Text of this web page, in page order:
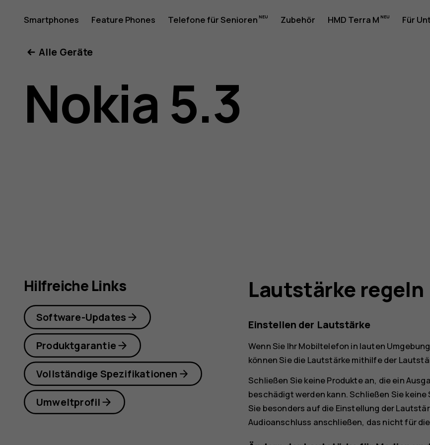
Nokia
5.3
Smartphones Feature Phones Telefone für Senioren Zubehör HMD Terra M Für
Alle Geräte
Nokia 5.3
Lautstärke regeln
Einstellen der Lautstärke
Wenn Sie Ihr Mobiltelefon in lauten
können Sie die Lautstärke mithilfe der
Schließen Sie keine Produkte an, die ein
beschädigt werden kann. Schließen Sie
Sie besonders auf die Einstellung der
Audioanschluss anschließen, das nicht für
Hilfreiche Links
Software-Updates
Produktgarantie
Vollständige Spezifikationen
Umweltprofil